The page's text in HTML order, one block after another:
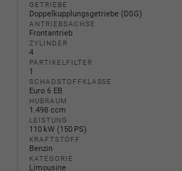
GETRIEBE
Doppelkupplungsgetriebe (DSG)
ANTRIEBSACHSE
Frontantrieb
ZYLINDER
4
PARTIKELFILTER
1
SCHADSTOFFKLASSE
Euro 6 EB
HUBRAUM
1.498 ccm
LEISTUNG
110 kW (150 PS)
KRAFTSTOFF
Benzin
KATEGORIE
Limousine